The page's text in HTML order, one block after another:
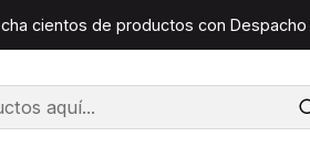
cientos de productos con
Teclado y Mouse Klip Xtreme